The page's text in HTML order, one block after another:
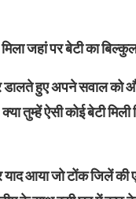
जहां पर बेटी का
डालते हुए अपने सवाल
तुम्हें ऐसी कोई बेटी मिली
आया जो टोंक जिलें की